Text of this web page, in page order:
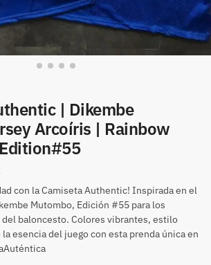
| Dikembe
Arcoíris | Rainbow
con la Camiseta Authentic! Inspirada en el
Mutombo, Edición #55 para los
baloncesto. Colores vibrantes, estilo
la esencia del juego con esta prenda única en